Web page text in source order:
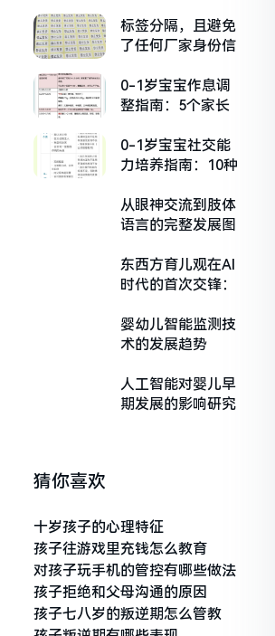
时间安排
标签分隔，且避免
了任何厂家身份信
0-1岁宝宝作息调
整指南：5个家长
法
0-1岁宝宝社交能
力培养指南：10种
点大比拼
从眼神交流到肢体
语言的完整发展图
东西方育儿观在AI
时代的首次交锋：
智能启蒙教育的理
念比较与实证研究
婴幼儿智能监测技
术的发展趋势
人工智能对婴儿早
期发展的影响研究
猜你喜欢
十岁孩子的心理特征
孩子往游戏里充钱怎么教育
对孩子玩手机的管控有哪些做法
孩子拒绝和父母沟通的原因
孩子七八岁的叛逆期怎么管教